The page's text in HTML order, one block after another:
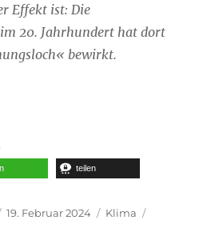
Effekt ist: Die
20. Jahrhundert hat dort
bewirkt.
teilen
Veröffentlicht
19. Februar 2024 Kategorien
Klima